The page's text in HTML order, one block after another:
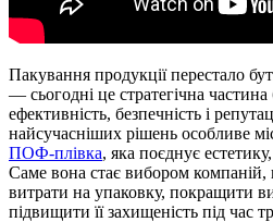
Пакування продукції перестало
— сьогодні це стратегічна
ефективність, безпечність і
найсучасніших рішень особливе
ПОФ-плівка, яка поєднує естетику,
Саме вона стає вибором
витрати на упаковку, покращити
підвищити її захищеність під час